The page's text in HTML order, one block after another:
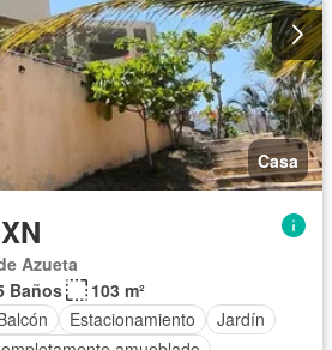
Casa
Azueta
Baños
103 m²
Estacionamiento
Jardín